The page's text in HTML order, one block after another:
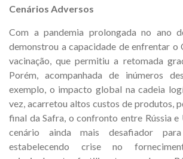
Cenários Adversos
Com a pandemia prolongada no ano
demonstrou a capacidade de enfrentar o
vacinação, que permitiu a retomada
Porém, acompanhada de inúmeros
exemplo, o impacto global na cadeia
vez, acarretou altos custos de produtos,
final da Safra, o confronto entre Rússia e
cenário ainda mais desafiador
estabelecendo crise no